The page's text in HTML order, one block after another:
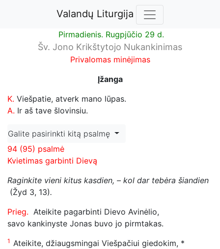
Valandų Liturgija
Pirmadienis. Rugpjūčio 29 d.
Šv. Jono Krikštytojo Nukankinimas
Privalomas minėjimas
Įžanga
K. Viešpatie, atverk mano lūpas.
A. Ir aš tave šlovinsiu.
Galite pasirinkti kitą psalmę
94 (95) psalmė
Kvietimas garbinti Dievą
Raginkite vieni kitus kasdien, – kol dar tebėra šiandien
(Žyd 3, 13).
Prieg. Ateikite pagarbinti Dievo Avinėlio,
savo kankinyste Jonas buvo jo pirmtakas.
1 Ateikite, džiaugsmingai Viešpačiui giedokim, *